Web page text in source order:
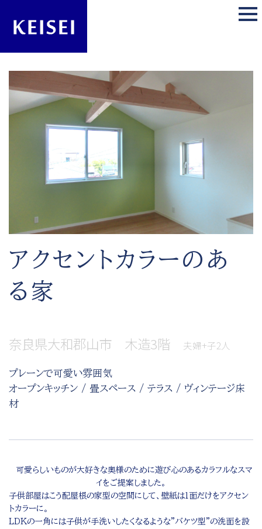
アクセントカラーのあ
る家
奈良県大和郡山市 木造3階 夫婦+子2人
プレーンで可愛い雰囲気
オープンキッチン / 畳スペース / テラス / ヴィンテージ床
材
可愛らしいものが大好きな奥様のために遊び心のあるカラフルなスマ
イをご提案しました。
子供部屋はこう配屋根の家型の空間にして、壁紙は1面だけをアクセン
トカラーに。
LDKの一角には子供が手洗いしたくなるような"バケツ型"の洗面を設